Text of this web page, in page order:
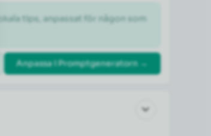
tips, anpassat för någon som
Anpassa i Promptgeneratorn →